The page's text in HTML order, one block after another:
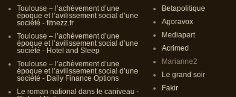
Toulouse – l’achèvement d’une
époque et l’avilissement social d’une
société - fitnezz.fr
Toulouse – l’achèvement d’une
époque et l’avilissement social d’une
société - Hotel and Sleep
Toulouse – l’achèvement d’une
époque et l’avilissement social d’une
société - Daily Finance Options
Le roman national dans le caniveau -
Betapolitique
Agoravox
Mediapart
Acrimed
Marianne2
Le grand soir
Fakir